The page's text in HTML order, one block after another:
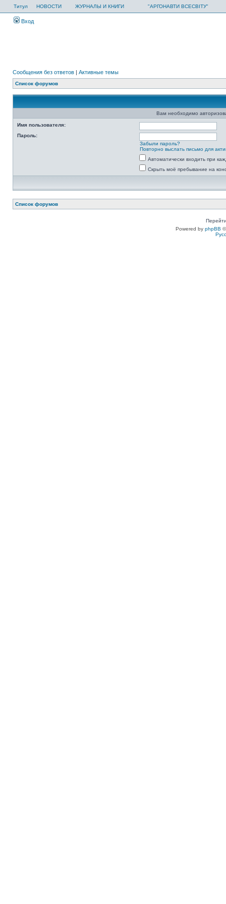
Титул НОВОСТИ ЖУРНАЛЫ И КНИГИ "АРГОНАВТИ ВСЕСВІТУ"
Вход
Сообщения без ответов | Активные темы
Список форумов
Вам необходимо
Имя пользователя:
Пароль:
Забыли пароль?
Повторно выслать письмо для
Автоматически входить при
Скрыть моё пребывание на
Список форумов
Powered by phpBB